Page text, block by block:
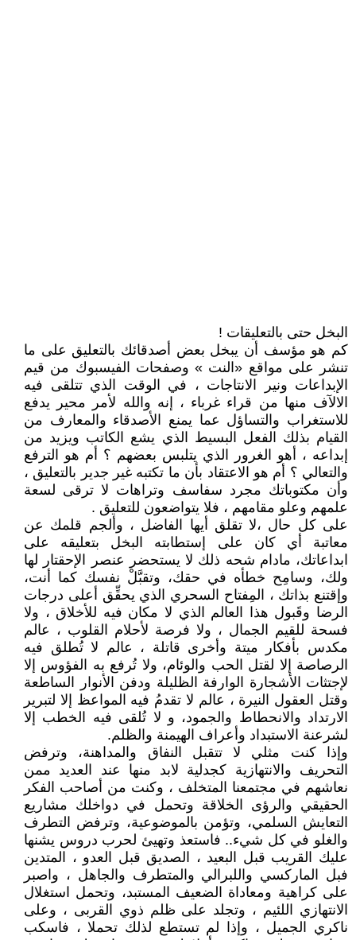
البخل حتى بالتعليقات !
كم هو مؤسف أن يبخل بعض أصدقائك بالتعليق على ما
تنشر على مواقع «النت » وصفحات الفيسبوك من قيم
الإبداعات ونير الانتاجات ، في الوقت الذي تتلقى فيه
الالآف منها من قراء غرباء ، إنه والله لأمر محير يدفع
للاستغراب والتساؤل عما يمنع الأصدقاء والمعارف من
القيام بذلك الفعل البسيط الذي يشع الكاتب ويزيد من
إبداعه ، أهو الغرور الذي يتلبس بعضهم ؟ أم هو الترفع
والتعالي ؟ أم هو الاعتقاد بأن ما تكتبه غير جدير بالتعليق ،
وأن مكتوباتك مجرد سفاسف وتراهات لا ترقى لسعة
علمهم وعلو مقامهم ، فلا يتواضعون للتعليق .
على كل حال ،لا تقلق أيها الفاضل ، وألجم قلمك عن
معاتبة أي كان على إستطابته البخل بتعليقه على
ابداعاتك، مادام شحه ذلك لا يستحضر عنصر الإحقتار لها
ولك، وسامِح خطأه في حقك، وتقبَّلْ نفسك كما أنت،
وإقتنع بذاتك ، المِفتاح السحري الذي يحقِّق أعلى درجات
الرضا وقَبول هذا العالم الذي لا مكان فيه للأخلاق ، ولا
فسحة للقيم الجمال ، ولا فرصة لأحلام القلوب ، عالم
مكدس بأفكار ميتة وأخرى قاتلة ، عالم لا تُطلق فيه
الرصاصة إلا لقتل الحب والوئام، ولا تُرفع به الفؤوس إلا
لإجتثات الأشجارة الوارفة الظليلة ودفن الأنوار الساطعة
وقتل العقول النيرة ، عالم لا تقدمُ فيه المواعظ إلا لتبرير
الارتداد والانحطاط والجمود، و لا تُلقى فيه الخطب إلا
لشرعنة الاستبداد وأعراف الهيمنة والظلم.
وإذا كنت مثلي لا تتقبل النفاق والمداهنة، وترفض
التحريف والانتهازية كجدلية لابد منها عند العديد ممن
نعاشهم في مجتمعنا المتخلف ، وكنت من أصاحب الفكر
الحقيقي والرؤى الخلاقة وتحمل في دواخلك مشاريع
التعايش السلمي، وتؤمن بالموضوعية، وترفض التطرف
والغلو في كل شيء.. فاستعذ وتهيئ لحرب دروس يشنها
عليك القريب قبل البعيد ، الصديق قبل العدو ، المتدين
فبل الماركسي واللبرالي والمتطرف والجاهل ، واصبر
على كراهية ومعاداة الضعيف المستبد، وتحمل استغلال
الانتهازي اللئيم ، وتجلد على ظلم ذوي القربى ، وعلى
ناكري الجميل ، وإذا لم تستطع لذلك تحملا ، فاسكب